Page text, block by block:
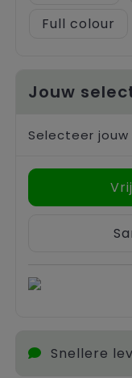
Full colour
Jouw
Selecteer
Snellere